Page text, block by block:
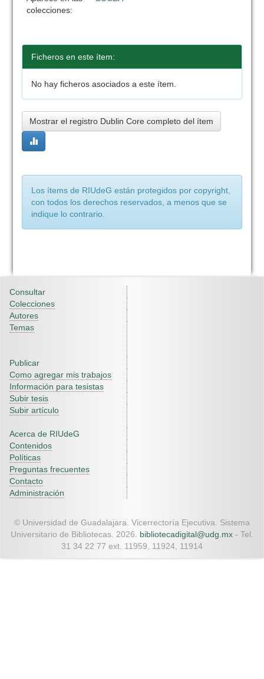
colecciones:
Ficheros en este ítem:
No hay ficheros asociados a este ítem.
Mostrar el registro Dublin Core completo del ítem
Los ítems de RIUdeG están protegidos por copyright,
con todos los derechos reservados, a menos que se
indique lo contrario.
Consultar
Colecciones
Autores
Temas
Publicar
Como agregar mis trabajos
Información para tesistas
Subir tesis
Subir artículo
Acerca de RIUdeG
Contenidos
Políticas
Preguntas frecuentes
Contacto
Administración
© Universidad de Guadalajara. Vicerrectoría Ejecutiva. Sistema
Universitario de Bibliotecas. 2026. bibliotecadigital@udg.mx - Tel.
31 34 22 77 ext. 11959, 11924, 11914